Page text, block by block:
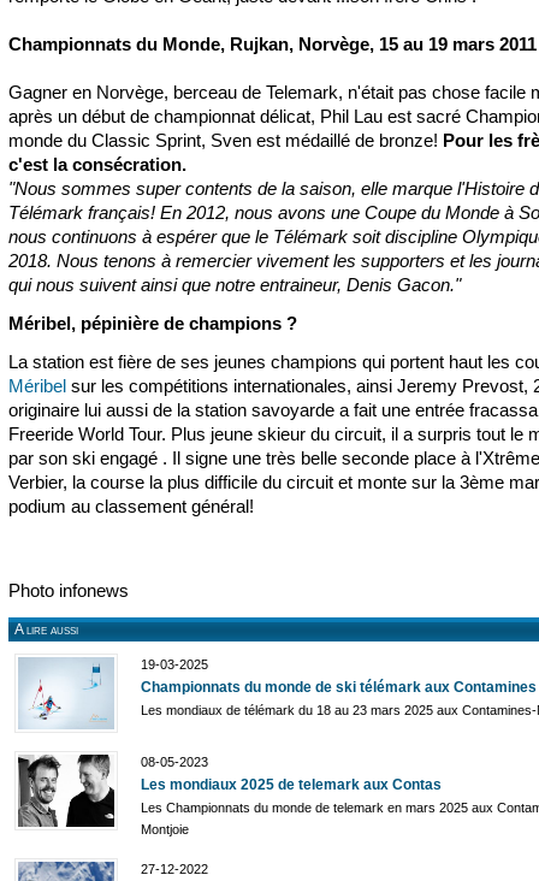
Championnats du Monde, Rujkan, Norvège, 15 au 19 mars 2011
Gagner en Norvège, berceau de Telemark, n'était pas chose facile
après un début de championnat délicat, Phil Lau est sacré
monde du Classic Sprint, Sven est médaillé de bronze! Pour les
c'est la consécration.
"Nous sommes super contents de la saison, elle marque l'Histoire
Télémark français! En 2012, nous avons une Coupe du Monde à
nous continuons à espérer que le Télémark soit discipline
2018. Nous tenons à remercier vivement les supporters et les
qui nous suivent ainsi que notre entraineur, Denis Gacon."
Méribel, pépinière de champions ?
La station est fière de ses jeunes champions qui portent haut les
Méribel sur les compétitions internationales, ainsi Jeremy Prevost,
originaire lui aussi de la station savoyarde a fait une entrée
Freeride World Tour. Plus jeune skieur du circuit, il a surpris tout le
par son ski engagé . Il signe une très belle seconde place à
Verbier, la course la plus difficile du circuit et monte sur la 3ème
podium au classement général!
Photo infonews
A lire aussi
19-03-2025
Championnats du monde de ski télémark aux Contamines
Les mondiaux de télémark du 18 au 23 mars 2025 aux Contamines-
08-05-2023
Les mondiaux 2025 de telemark aux Contas
Les Championnats du monde de telemark en mars 2025 aux
Montjoie
27-12-2022